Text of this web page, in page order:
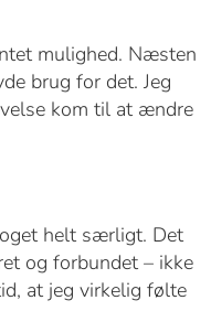
mulighed. Næsten
brug for det. Jeg
kom til at ændre
helt særligt. Det
og forbundet – ikke
at jeg virkelig følte